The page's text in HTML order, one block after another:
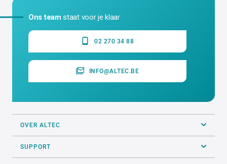
Ons team staat voor je klaar
02 270 34 88
INFO@ALTEC.BE
OVER ALTEC
SUPPORT